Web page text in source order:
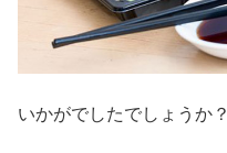
いかがでしたでしょうか？